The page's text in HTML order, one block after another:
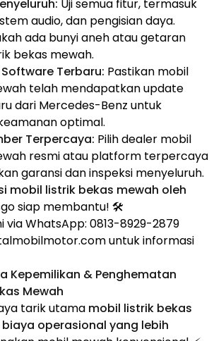
Uji semua fitur, termasuk
audio, dan pengisian daya.
ada bunyi aneh atau getaran
bekas mewah.
Terbaru: Pastikan mobil
telah mendapatkan update
dari Mercedes-Benz untuk
optimal.
Terpercaya: Pilih dealer mobil
resmi atau platform terpercaya
garansi dan inspeksi menyeluruh.
mobil listrik bekas mewah oleh
siap membantu! 🛠️
via WhatsApp: 0813-8929-2879
untuk informasi
Kepemilikan & Penghematan
Mewah
tarik utama mobil listrik bekas
biaya operasional yang lebih